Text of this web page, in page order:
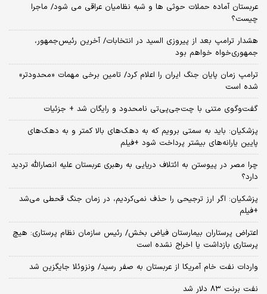
عربستان آماده حملات حوثی ها و شبه نظامیان عراقی می شود/ ماجرا
چیست؟
هشدار ترامپ بعد از پیروزی السید در انتخابات/ آخرین رئیس‌جمهور،
جمهوری‌خواه خواهم بود
ترامپ زمان پایان جنگ ایران را اعلام کرد/ تامین برخی مهمات «محدودتر»
شده است
گفت‌وگوی متنی با چت‌جی‌پی‌تی نامحدود و رایگان شد + جزئیات
پزشکیان: باید به سمتی برویم که به دهک‌های بالا کمتر و به دهک‌های
پایین یارانه‌های بیشتر پرداخت شود +فیلم
چرا مصر در پیوستن به ائتلاف دریایی به رهبری عربستان علیه انصارالله تردید
دارد؟
پزشکیان: اگر ارز ترجیحی را حذف نمی‌کردیم، در زمان جنگ قحطی می‌شد
+فیلم
اعتراض پرستاران بیمارستان فیاض بخش/ رئیس سازمان نظام پرستاری: هیچ
پرستاری بازداشت یا اخراج نشده است
واردات نفت خام آمریکا از عربستان به صفر رسید/ ونزوئلا جایگزین شد
نفت برنت ۸۳ دلار شد